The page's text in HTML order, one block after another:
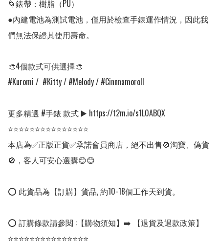
🌀錶帶：樹脂（PU）
●內建電池為測試電池，僅用於檢查手錶運作情況，因此我
們無法保證其使用壽命。
🎨4個款式可供選擇🎨
#Kuromi /  #Kitty / #Melody / #Cinnnamoroll
更多精選 #手錶 款式 ▶️ https://t2m.io/s1L0ABQX
⭐⭐⭐⭐⭐⭐⭐⭐⭐⭐⭐⭐⭐⭐⭐
本店為✅正版正貨✅承諾會員商店，絕不出售🚫淘寶、偽貨
🚫，客人可安心選購😊😊
⭕ 此貨品為【訂購】貨品, 約10-18個工作天到貨。
⭕ 訂購條款請參閱 :【購物須知】➡️ 【退貨及退款政策】
⭐⭐⭐⭐⭐⭐⭐⭐⭐⭐⭐⭐⭐⭐⭐